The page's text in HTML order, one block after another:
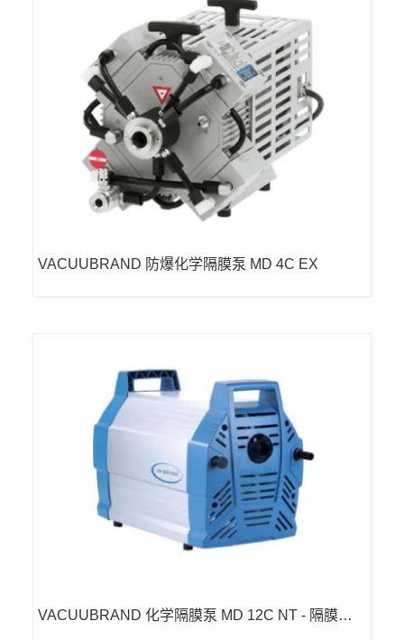
VACUUBRAND 防爆化学隔膜泵 MD 4C EX
VACUUBRAND 化学隔膜泵 MD 12C NT - 隔膜泵